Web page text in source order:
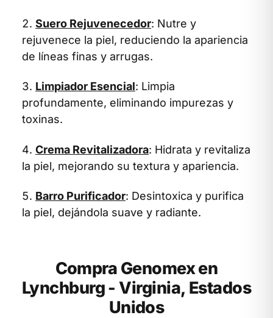
Suero Rejuvenecedor: Nutre y
rejuvenece la piel, reduciendo la apariencia
de líneas finas y arrugas.
Limpiador Esencial: Limpia
profundamente, eliminando impurezas y
toxinas.
Crema Revitalizadora: Hidrata y revitaliza
la piel, mejorando su textura y apariencia.
Barro Purificador: Desintoxica y purifica
la piel, dejándola suave y radiante.
Compra Genomex en
Lynchburg - Virginia, Estados
Unidos